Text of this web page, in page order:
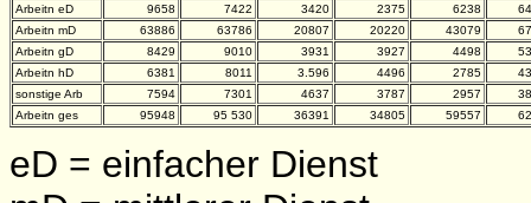
Arbeitn eD
9658 7422 3420 2375 6238
Arbeitn mD
63886 63786 20807 20220 43079
Arbeitn gD
8429 9010 3931 3927 4498
Arbeitn hD
6381 8011 3.596 4496 2785
sonstige Arb
7594 7301 4637 3787 2957
Arbeitn ges
95948 95 530 36391 34805 59557
eD = einfacher Dienst